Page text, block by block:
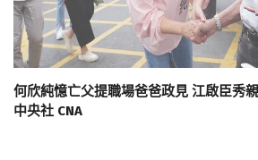
何欣純憶亡父提職場爸爸政見 江啟臣秀
中央社 CNA